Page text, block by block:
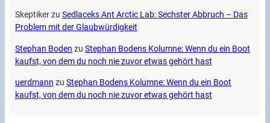
Skeptikerzu Sedlaceks Ant Arctic Lab: Sechster Abbruch – Das
Problem mit der Glaubwürdigkeit
Stephan Boden zu Stephan Bodens Kolumne: Wenn du ein Boot
kaufst, von dem du noch nie zuvor etwas gehört hast
uerdmann zu Stephan Bodens Kolumne: Wenn du ein Boot
kaufst, von dem du noch nie zuvor etwas gehört hast